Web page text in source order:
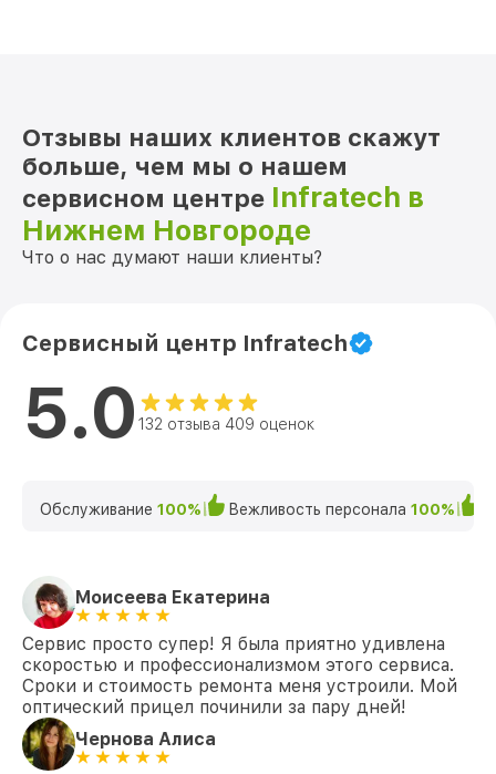
Отзывы наших клиентов скажут
больше, чем мы о нашем
сервисном центре Infratech в
Нижнем Новгороде
Что о нас думают наши клиенты?
Сервисный центр Infratech
5.0 132 отзыва 409 оценок
Обслуживание 100% Вежливость персонала 100%
Моисеева Екатерина
Сервис просто супер! Я была приятно удивлена
скоростью и профессионализмом этого сервиса.
Сроки и стоимость ремонта меня устроили. Мой
оптический прицел починили за пару дней!
Чернова Алиса